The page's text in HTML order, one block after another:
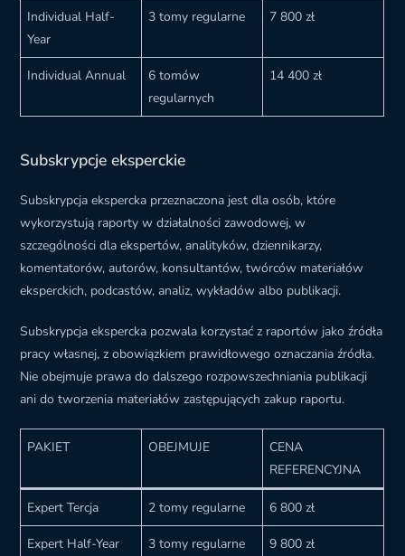
Individual Half-
Year
3 tomy regularne 7 800 zł
Individual Annual
6 tomów
regularnych
14 400 zł
Subskrypcje eksperckie
Subskrypcja ekspercka przeznaczona jest dla osób, które
wykorzystują raporty w działalności zawodowej, w
szczególności dla ekspertów, analityków, dziennikarzy,
komentatorów, autorów, konsultantów, twórców materiałów
eksperckich, podcastów, analiz, wykładów albo publikacji.
Subskrypcja ekspercka pozwala korzystać z raportów jako źródła
pracy własnej, z obowiązkiem prawidłowego oznaczania źródła.
Nie obejmuje prawa do dalszego rozpowszechniania publikacji
ani do tworzenia materiałów zastępujących zakup raportu.
PAKIET OBEJMUJE
CENA
REFERENCYJNA
Expert Tercja 2 tomy regularne 6 800 zł
Expert Half-Year 3 tomy regularne 9 800 zł